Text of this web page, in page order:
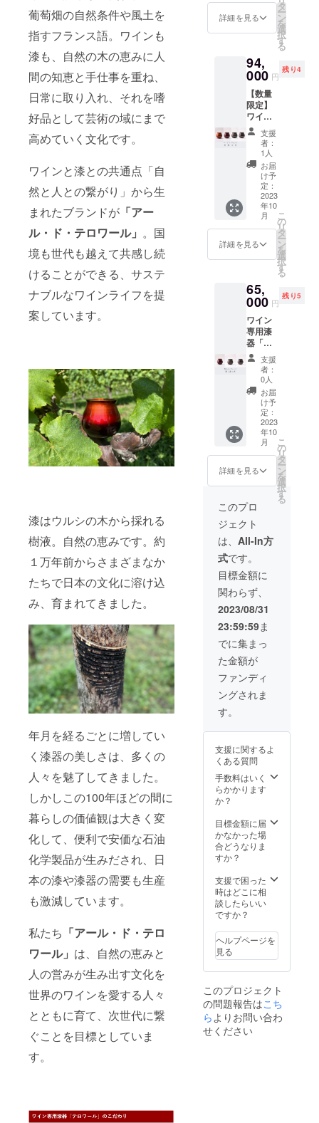
葡萄畑の自然条件や風土を
指すフランス語。ワインも
漆も、自然の木の恵みに人
間の知恵と手仕事を重ね、
日常に取り入れ、それを嗜
好品として芸術の域にまで
高めていく文化です。
ワインと漆との共通点「自
然と人との繋がり」から生
まれたブランドが 「アー
ル・ド・テロワール」 。国
境も世代も越えて共感し続
けることができる、サステ
ナブルなワインライフを提
案しています。
漆はウルシの木から採れる
樹液。自然の恵みです。約
１万年前からさまざまなか
たちで日本の文化に溶け込
み、育まれてきました。
年月を経るごとに増してい
く漆器の美しさは、多くの
人々を魅了してきました。
しかしこの100年ほどの間に
暮らしの価値観は大きく変
化して、便利で安価な石油
化学製品が生みだされ、日
本の漆や漆器の需要も生産
も激減しています。
私たち 「アール・ド・テロ
ワール」 は、自然の恵みと
人の営みが生み出す文化を
世界のワインを愛する人々
とともに育て、次世代に繋
ぐことを目標としていま
す。
【製品
情報】
ズ＞ 口
径
63mm
x 最大
径
83mm
x 高
79mm
※手仕事
のため
個体に
より多
少の差
異があ
りま
す。 ＜
素材＞
素地：
天然木
メザク
ラ）
塗
り：漆
蒔
絵：
『輪廻
RINNE
』銀・
黒蒔絵
『蒔
絵
MAKI-
E』
金・
銀・螺
鈿
りま
す。 ＜
天然木
（ミズ
メザク
ラ）
塗
り：漆
蒔
絵：
『輪廻
RINNE
』銀・
黒蒔絵
『蒔
絵
E』
金・
銀・螺
鈿
別価格
97,000
＆ 送
料サー
ビス
【製品
情報】
＜サイ
ズ＞ 口
63mm
x 最大
83mm
x 高
79mm
※手仕事
個体に
より多
りま
す。 ＜
素材＞
素地：
天然木
（ミズ
メザク
ラ）
塗
り：漆
蒔
絵：
『輪廻
』銀・
黒蒔絵
『煌
KIRAM
EKI』を
した。
【価
格】 改
定前価
格
94,600
円
→ 特
別価格
86,000
円（税
込）
＆ 送
料サー
ビス
情報】
＜サイ
63mm
x 最大
径
83mm
x 高
79mm
※手仕事
のため
個体に
より多
少の差
異があ
りま
す。 ＜
素材＞
天然木
（ミズ
ラ）
塗
り：漆
蒔
絵：
『輪廻
RINNE
』銀・
黒蒔絵
RINNE
』
リック
な風合
いの新
作『輪
廻
RINNE
』と、
美しい
ワイン
カラー
の漆塗
りで
しっと
りとし
た質感
の『艶
TSUYA
まし
た。
格】 改
定前価
格
91,300
円
→ 特
別価格
83,000
円（税
込）
＆ 送
料サー
【製品
情報】
ズ＞ 口
径
63mm
x 最大
83mm
x 高
79mm
※手仕事
のため
個体に
より多
少の差
異があ
りま
す。 ＜
素材＞
素地：
メザク
ラ）
塗
り：漆
『輪廻
RINNE
』銀・
して、
CAMPF
IRE特別
価格
前価格
より約
9％OFF
） ＋ 送
料サー
ビス で
のご案
内で
す。 ワ
イン専
用漆器
「テロ
ワー
ル」
『輪廻
RINNE
』
リック
な風合
いの新
作『輪
廻
RINNE
』に、
木の感
触が残
るナ
チュラ
ルな
『然
ZEN』
を組み
合わせ
まし
格】 改
格
80,300
→ 特
別価格
73,000
円（税
込）
料サー
ビス
【製品
情報】
＜サイ
ズ＞ 口
径
径
83mm
x 高
79mm
※手仕事
のため
少の差
異があ
りま
素地：
天然木
（ミズ
メザク
り：漆
絵：
『輪廻
RINNE
』銀・
詳細を見る
タ
ー
ン
を
選
択
す
る
94,
000 円
残り4
【数量
限定】
ワイン
専用漆
器「テ
ロワー
ル」
ベー
シック
セット
新作
「輪廻
RINNE
」発売
を記念
して、
IRE特別
価格
（改定
前価格
より約
5％OFF
） ＋ 送
料サー
ビス で
のご案
内で
す。 ワ
イン専
用漆器
「テロ
ワー
ル」 ＜
シリー
ズ＞
『煌
KIRAM
EKI』
『艶
TSUYA
』
『宙
SORA
』
『然
ZEN』
計４点
をセッ
トにし
まし
た。 口
による
変化と
いうワ
インの
新たな
楽しみ
ださ
い。
【価
格
99,000
円
→ 特
94,000
円（税
込）
＆ 送
ビス
【製品
情報】
＜サイ
ズ＞ 口
支援
者：
1人
お届
け予
定：
2023
年10
月
詳細を見る
こ
の
リ
タ
ー
ン
を
選
択
す
る
65,
000 円
残り5
ワイン
専用漆
器「テ
ロワー
ル」飲
み比べ
セット
新作
「輪廻
RINNE
」発売
を記念
して、
CAMPF
IRE特別
価格
（改定
前価格
より約
5％OFF
） ＋ 送
料サー
ビス で
のご案
内で
す。 ワ
イン専
用漆器
「テロ
ワー
ル」 ＜
ベー
シック
シリー
TSUYA
『宙
SORA
』
『然
ZEN』
をセッ
トにし
まし
た。 滑
「艶」
、マッ
トな
「宙」
感じる
「然」
。それ
ぞれの
よって
感じる
ワイン
の味わ
いの変
支援
者：
0人
お届
け予
定：
2023
年10
月
詳細を見る
こ
の
リ
タ
ー
ン
を
選
択
す
る
このプロ
ジェクト
は、 All-In方
式です。
目標金額に
関わらず、
2023/08/31
23:59:59ま
でに集まっ
た金額が
ファンディ
ングされま
す。
支援に関するよ
くある質問
手数料はいく
らかかります
か？
目標金額に届
かなかった場
合どうなりま
すか？
支援で困った
時はどこに相
談したらいい
ですか？
ヘルプページを
見る
このプロジェクト
の問題報告はこち
ら よりお問い合わ
せください